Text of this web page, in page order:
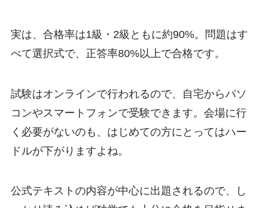
実は、合格率は1級・2級ともに約90%。問題はす
べて選択式で、正答率80%以上で合格です。
試験はオンラインで行われるので、自宅からパソ
コンやスマートフォンで受験できます。会場に行
く必要がないのも、はじめての方にとってはハー
ドルが下がりますよね。
公式テキストの内容が中心に出題されるので、し